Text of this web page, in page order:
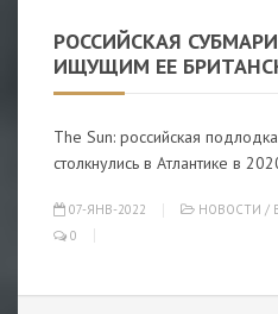
РОССИЙСКАЯ
ИЩУЩИМ ЕЕ
The Sun: российская
столкнулись в Атлантике в
07-ЯНВ-2022 НОВОСТИ /
0